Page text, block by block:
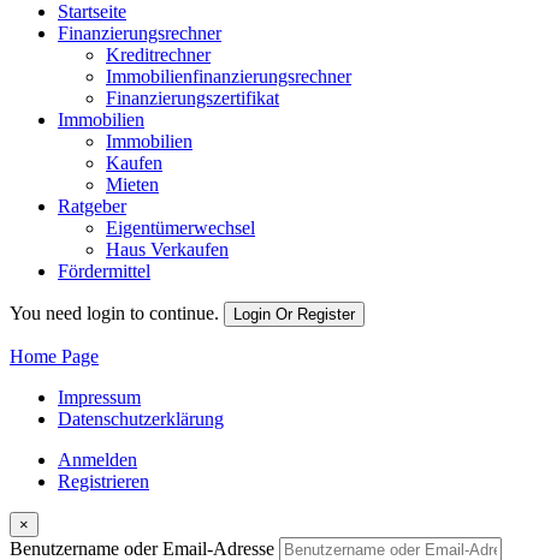
Startseite
Finanzierungsrechner
Kreditrechner
Immobilienfinanzierungsrechner
Finanzierungszertifikat
Immobilien
Immobilien
Kaufen
Mieten
Ratgeber
Eigentümerwechsel
Haus Verkaufen
Fördermittel
You need login to continue. Login Or Register
Home Page
Impressum
Datenschutzerklärung
Anmelden
Registrieren
×
Benutzername oder Email-Adresse